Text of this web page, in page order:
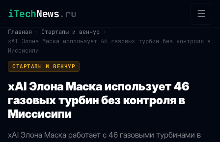
iTechNews.ru ☰
Главная › Стартапы и венчур
›
xAI Элонa Маска использует 46 газовых турбин без контроля в
Миссисипи
СТАРТАПЫ И ВЕНЧУР
xAI Элонa Маска использует 46
газовых турбин без контроля в
Миссисипи
xAI Элонa Маска работает с 46 газовыми турбинами в